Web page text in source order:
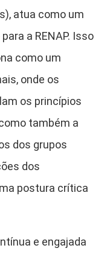
atua como um
a RENAP. Isso
como um
onde os
os princípios
também a
dos grupos
dos
postura crítica
e engajada